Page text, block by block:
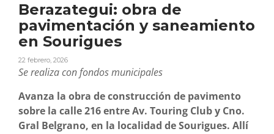
Berazategui: obra de
pavimentación y saneamiento
en Sourigues
22 febrero, 2026
Se realiza con fondos municipales
Avanza la obra de construcción de pavimento
sobre la calle 216 entre Av. Touring Club y Cno.
Gral Belgrano, en la localidad de Sourigues. Allí